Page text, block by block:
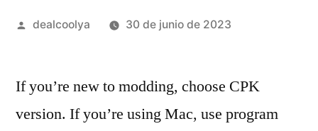
Publicado
dealcoolya 30 de junio de 2023
If you’re new to modding, choose CPK
version. If you’re using Mac, use program